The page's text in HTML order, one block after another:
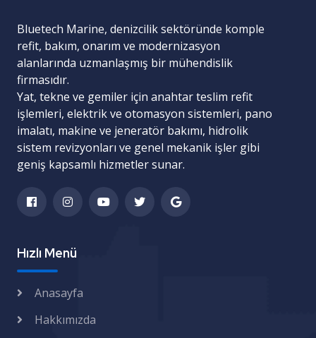
Bluetech Marine, denizcilik sektöründe komple
refit, bakım, onarım ve modernizasyon
alanlarında uzmanlaşmış bir mühendislik
firmasıdır.
Yat, tekne ve gemiler için anahtar teslim refit
işlemleri, elektrik ve otomasyon sistemleri, pano
imalatı, makine ve jeneratör bakımı, hidrolik
sistem revizyonları ve genel mekanik işler gibi
geniş kapsamlı hizmetler sunar.
Hızlı Menü
Anasayfa
Hakkımızda